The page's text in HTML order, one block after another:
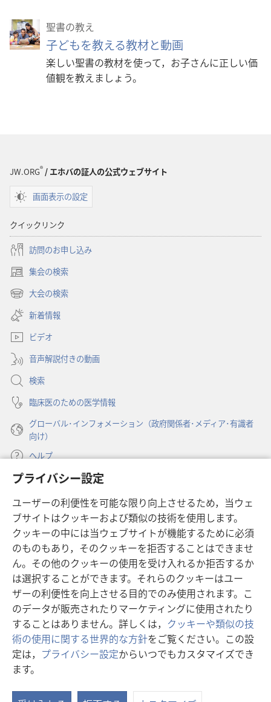
プライバシー設定
ユーザーの利便性を可能な限り向上させるため，当ウェ
ブサイトはクッキーおよび類似の技術を使用します。
クッキーの中には当ウェブサイトが機能するために必須
のものもあり，そのクッキーを拒否することはできませ
ん。その他のクッキーの使用を受け入れるか拒否するか
は選択することができます。それらのクッキーはユー
ザーの利便性を向上させる目的でのみ使用されます。こ
のデータが販売されたりマーケティングに使用されたり
することはありません。詳しくは， クッキーや類似の技
術の使用に関する世界的な方針をご覧ください。この設
定は， プライバシー設定からいつでもカスタマイズでき
ます。
聖書の教え
子どもを教える教材と動画
楽しい聖書の教材を使って，お子さんに正しい価
値観を教えましょう。
JW.ORG® / エホバの証人の公式ウェブサイト
画面表示の設定
クイックリンク
訪問のお申し込み
集会の検索
（新
し
タ
で
開
く）
大会の検索
（新
し
い
タ
ブ
で
開
く）
新着情報
ビデオ
音声解説付きの動画
検索
臨床医のための医学情報
グローバル･インフォメーション（政府関係者･メディア･有識者
向け）
ヘルプ
寄付
し
い
タ
ブ
で
開
く）
ものみの塔 オンライン・ライブラリー
（新
し
い
タ
ブ
で
開
く）
JW Hub ®
（新
し
い
タ
ブ
で
開
く）
JW Library
Watchtower Library®
Copyright
利用規約